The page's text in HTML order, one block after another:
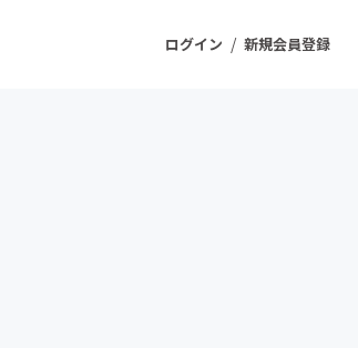
ログイン / 新規会員登録